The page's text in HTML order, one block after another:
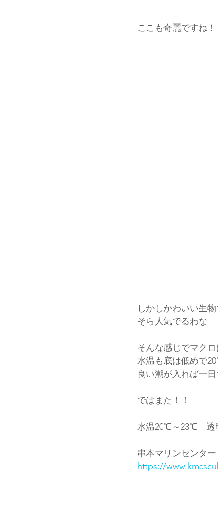
ここも奇麗ですね
しかしかわいい生
そら人気でるわな
そんな感じでマク
水温も底は低めで
良い潮が入れば一
ではまた！！
水温20℃～23℃　透
串本マリンセンター
https://